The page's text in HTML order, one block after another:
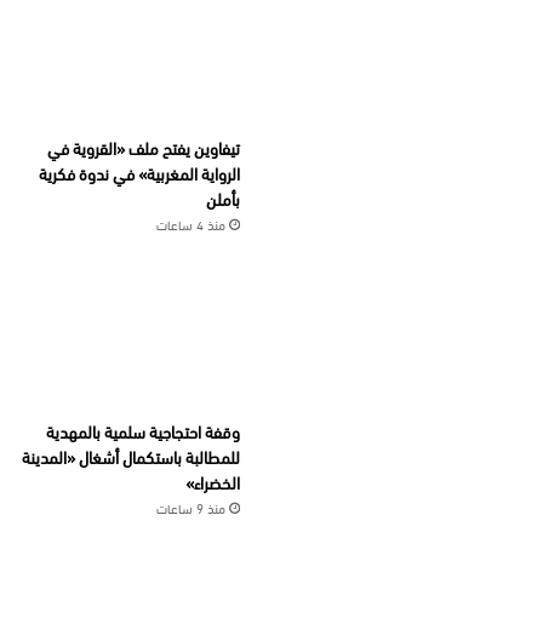
تيفاوين يفتح ملف «القروية في
الرواية المغربية» في ندوة فكرية
بأملن
منذ 4 ساعات
وقفة احتجاجية سلمية بالمهدية
للمطالبة باستكمال أشغال «المدينة
الخضراء»
منذ 9 ساعات